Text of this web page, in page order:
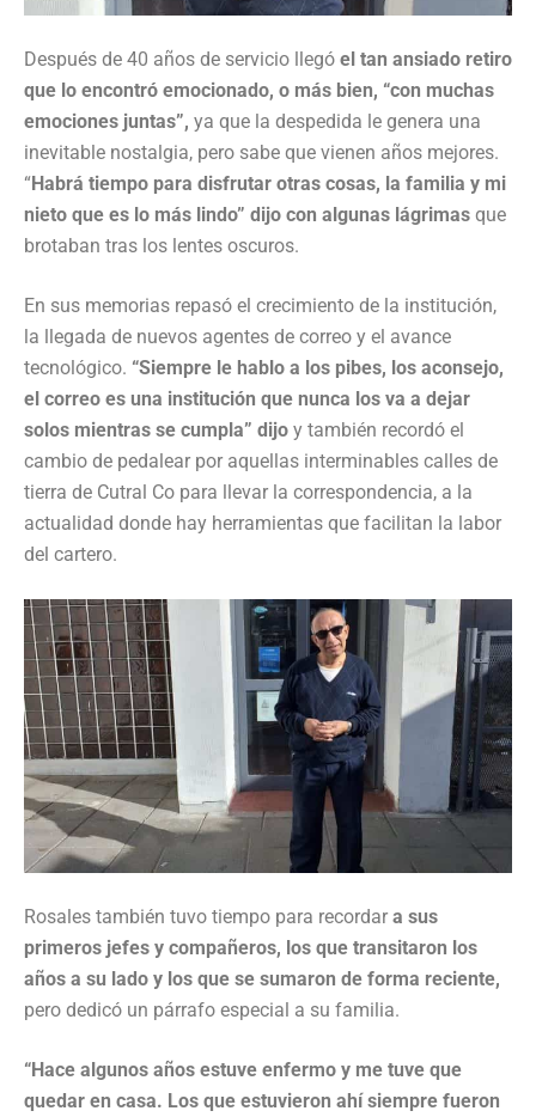
Después de 40 años de servicio llegó el tan ansiado retiro
que lo encontró emocionado, o más bien, “con muchas
emociones juntas”, ya que la despedida le genera una
inevitable nostalgia, pero sabe que vienen años mejores.
“Habrá tiempo para disfrutar otras cosas, la familia y mi
nieto que es lo más lindo” dijo con algunas lágrimas que
brotaban tras los lentes oscuros.
En sus memorias repasó el crecimiento de la institución,
la llegada de nuevos agentes de correo y el avance
tecnológico. “Siempre le hablo a los pibes, los aconsejo,
el correo es una institución que nunca los va a dejar
solos mientras se cumpla” dijo y también recordó el
cambio de pedalear por aquellas interminables calles de
tierra de Cutral Co para llevar la correspondencia, a la
actualidad donde hay herramientas que facilitan la labor
del cartero.
Rosales también tuvo tiempo para recordar a sus
primeros jefes y compañeros, los que transitaron los
años a su lado y los que se sumaron de forma reciente,
pero dedicó un párrafo especial a su familia.
“Hace algunos años estuve enfermo y me tuve que
quedar en casa. Los que estuvieron ahí siempre fueron